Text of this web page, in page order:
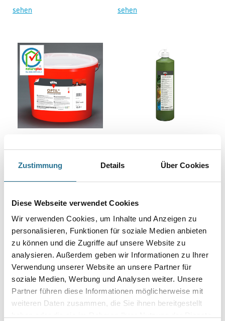
Zustimmung Details Über Cookies
Diese Webseite verwendet Cookies
Wir verwenden Cookies, um Inhalte und Anzeigen zu
personalisieren, Funktionen für soziale Medien anbieten
zu können und die Zugriffe auf unsere Website zu
analysieren. Außerdem geben wir Informationen zu Ihrer
Verwendung unserer Website an unsere Partner für
soziale Medien, Werbung und Analysen weiter. Unsere
Partner führen diese Informationen möglicherweise mit
weiteren Daten zusammen, die Sie ihnen bereitgestellt
sehen
sehen
Sol-Silikatfarbe
Weitere Varianten verfügbar
Weitere Varianten verfügbar